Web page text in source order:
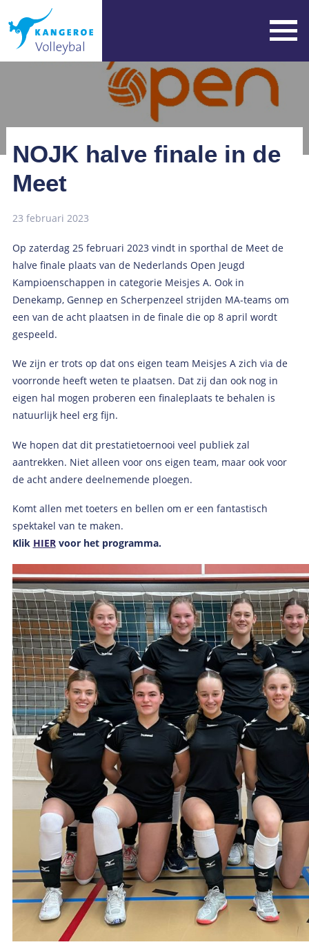
NOJK halve finale in de
Meet
23 februari 2023
Op zaterdag 25 februari 2023 vindt in sporthal de Meet de
halve finale plaats van de Nederlands Open Jeugd
Kampioenschappen in categorie Meisjes A. Ook in
Denekamp, Gennep en Scherpenzeel strijden MA-teams om
een van de acht plaatsen in de finale die op 8 april wordt
gespeeld.
We zijn er trots op dat ons eigen team Meisjes A zich via de
voorronde heeft weten te plaatsen. Dat zij dan ook nog in
eigen hal mogen proberen een finaleplaats te behalen is
natuurlijk heel erg fijn.
We hopen dat dit prestatietoernooi veel publiek zal
aantrekken. Niet alleen voor ons eigen team, maar ook voor
de acht andere deelnemende ploegen.
Komt allen met toeters en bellen om er een fantastisch
spektakel van te maken.
Klik HIERvoor het programma.